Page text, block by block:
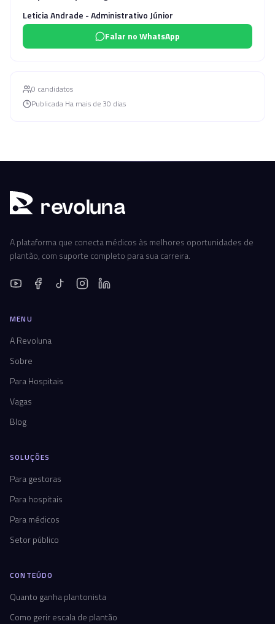
Leticia Andrade - Administrativo Júnior
Falar no WhatsApp
0 candidatos
Publicada Ha mais de 30 dias
revoluna
A plataforma que conecta médicos às melhores oportunidades de
plantão, com suporte completo para sua carreira.
MENU
A Revoluna
Sobre
Para Hospitais
Vagas
Blog
SOLUÇÕES
Para gestoras
Para hospitais
Para médicos
Setor público
CONTEÚDO
Quanto ganha plantonista
Como gerir escala de plantão